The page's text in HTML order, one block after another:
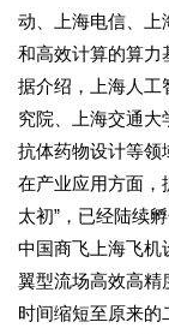
动、上海电信、上
和高效计算的算力
据介绍，上海人工
究院、上海交通
抗体药物设计等领
在产业应用方面，
太初”，已经陆续
中国商飞上海飞机
翼型流场高效高
时间缩短至原来的